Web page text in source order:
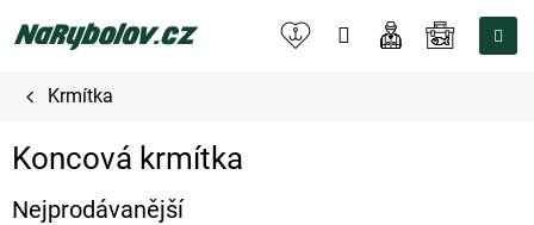
na
NÁKUPNÍ
Krmítka
Koncová krmítka
Nejprodávanější